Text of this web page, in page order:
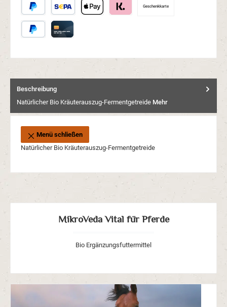
Später BezahlenSEPA Lastschrift
Geschenkkarte
Beschreibung
Natürlicher Bio Kräuterauszug-Fermentgetreide Mehr
Menü schließen
Natürlicher Bio Kräuterauszug-Fermentgetreide
MikroVeda Vital für Pferde
Bio Ergänzungsfuttermittel